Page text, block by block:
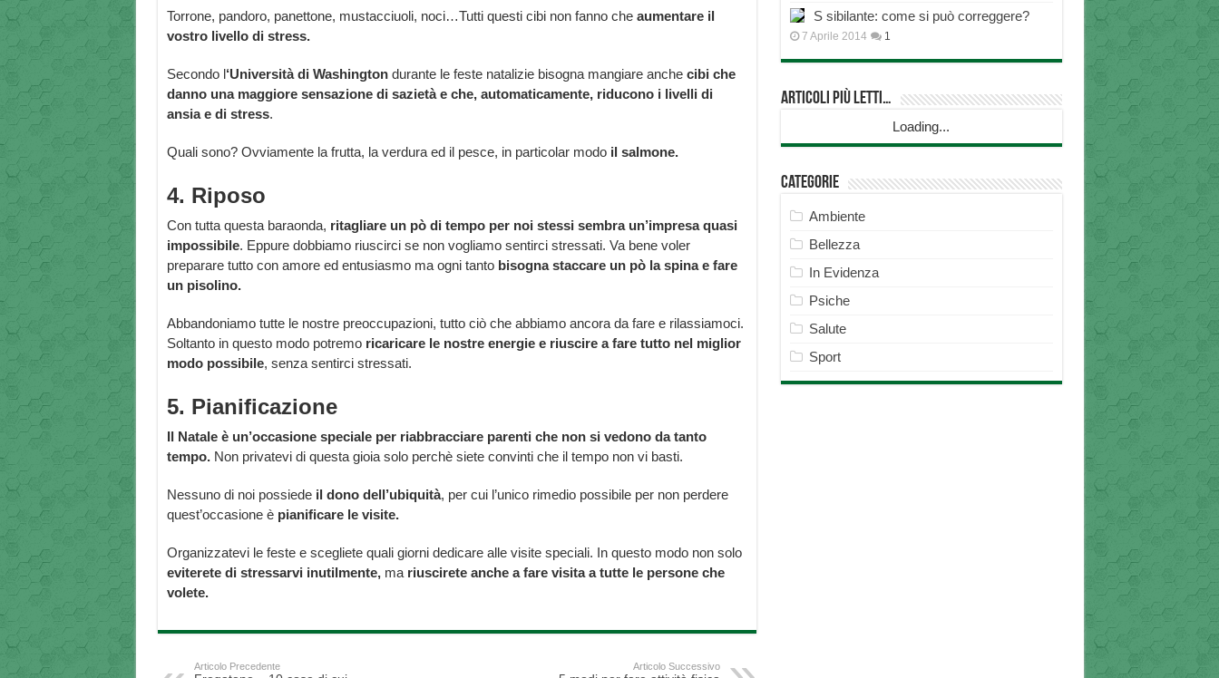
Torrone, pandoro, panettone, mustacciuoli, noci…Tutti questi cibi non fanno che aumentare il
vostro livello di stress.
Secondo l‘Università di Washingtondurante le feste natalizie bisogna mangiare anche cibi che
danno una maggiore sensazione di sazietà e che, automaticamente, riducono i livelli di
ansia e di stress.
Quali sono? Ovviamente la frutta, la verdura ed il pesce, in particolar modoil salmone.
4. Riposo
Con tutta questa baraonda, ritagliare un pò di tempo per noi stessi sembra un’impresa quasi
impossibile. Eppure dobbiamo riuscirci se non vogliamo sentirci stressati. Va bene voler
preparare tutto con amore ed entusiasmo ma ogni tantobisogna staccare un pò la spina e fare
un pisolino.
Abbandoniamo tutte le nostre preoccupazioni, tutto ciò che abbiamo ancora da fare e rilassiamoci.
Soltanto in questo modo potremoricaricare le nostre energie e riuscire a fare tutto nel miglior
modo possibile, senza sentirci stressati.
5. Pianificazione
Il Natale è un’occasione speciale per riabbracciare parenti che non si vedono da tanto
tempo. Non privatevi di questa gioia solo perchè siete convinti che il tempo non vi basti.
Nessuno di noi possiede il dono dell’ubiquità, per cui l’unico rimedio possibile per non perdere
quest’occasione è pianificare le visite.
Organizzatevi le feste e scegliete quali giorni dedicare alle visite speciali. In questo modo non solo
eviterete di stressarvi inutilmente,mariuscirete anche a fare visita a tutte le persone che
volete.
Articolo Precedente Articolo Successivo
S sibilante: come si può correggere?
7 Aprile 2014 1
Articoli più Letti…
Loading...
Categorie
Ambiente
Bellezza
In Evidenza
Psiche
Salute
Sport